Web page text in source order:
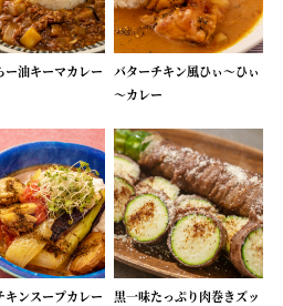
ー油キーマカレー
バターチキン風ひぃ～ひぃ
～カレー
キンスープカレー
黒一味たっぷり肉巻きズッ